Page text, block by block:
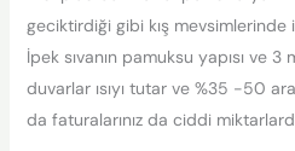
geciktirdiği gibi kış mevsimlerinde
İpek sıvanın pamuksu yapısı ve 3
duvarlar ısıyı tutar ve %35 -50
da faturalarınız da ciddi